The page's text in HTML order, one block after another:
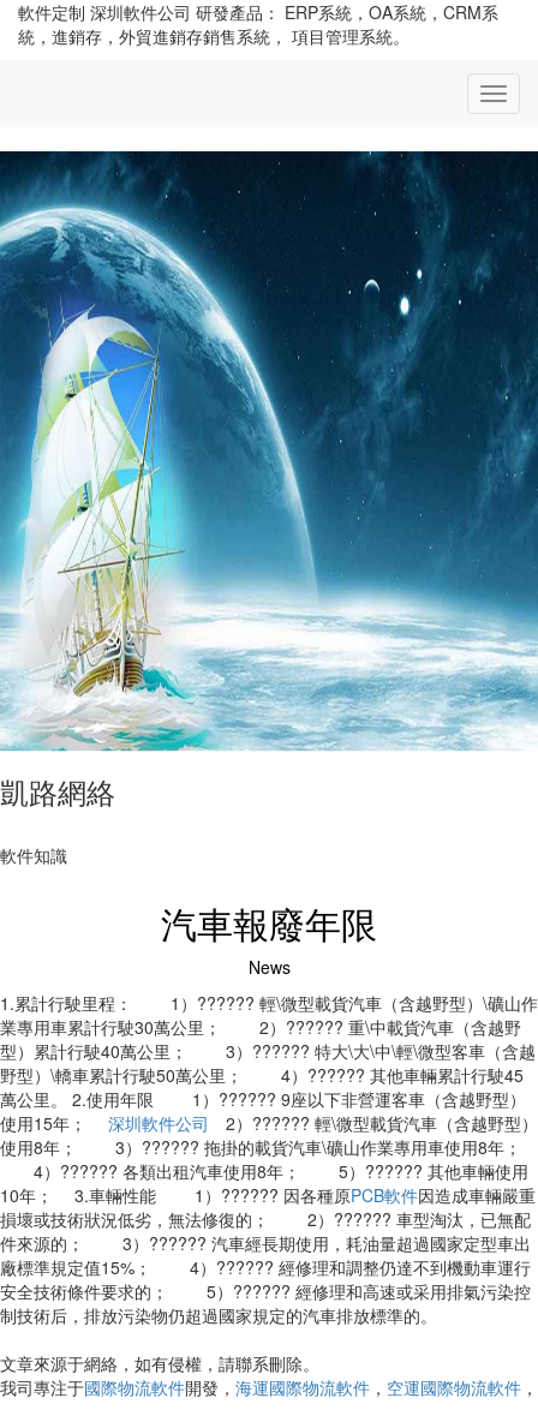
軟件定制 深圳軟件公司 研發產品： ERP系統，OA系統，CRM系
統，進銷存，外貿進銷存銷售系統， 項目管理系統。
凱路網絡
軟件知識
汽車報廢年限
News
1.累計行駛里程： 1）?????? 輕\微型載貨汽車（含越野型）\礦山作
業專用車累計行駛30萬公里； 2）?????? 重\中載貨汽車（含越野
型）累計行駛40萬公里； 3）?????? 特大\大\中\輕\微型客車（含越
野型）\轎車累計行駛50萬公里； 4）?????? 其他車輛累計行駛45
萬公里。 2.使用年限 1）?????? 9座以下非營運客車（含越野型）
使用15年； 深圳軟件公司 2）?????? 輕\微型載貨汽車（含越野型）
使用8年； 3）?????? 拖掛的載貨汽車\礦山作業專用車使用8年；
4）?????? 各類出租汽車使用8年； 5）?????? 其他車輛使用
10年； 3.車輛性能 1）?????? 因各種原PCB軟件因造成車輛嚴重
損壞或技術狀況低劣，無法修復的； 2）?????? 車型淘汰，已無配
件來源的； 3）?????? 汽車經長期使用，耗油量超過國家定型車出
廠標準規定值15%； 4）?????? 經修理和調整仍達不到機動車運行
安全技術條件要求的； 5）?????? 經修理和高速或采用排氣污染控
制技術后，排放污染物仍超過國家規定的汽車排放標準的。
文章來源于網絡，如有侵權，請聯系刪除。
我司專注于國際物流軟件開發， 海運國際物流軟件 ， 空運國際物流軟件 ，